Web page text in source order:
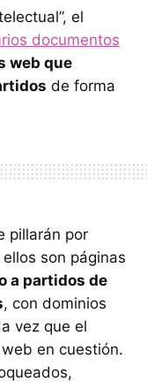
el
documentos
web que
de forma
pillarán por
son páginas
a partidos de
, con dominios
vez que el
en cuestión.